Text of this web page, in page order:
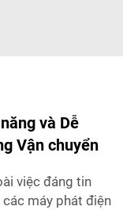
và Dễ
Vận chuyển
việc đáng tin
các máy phát điện